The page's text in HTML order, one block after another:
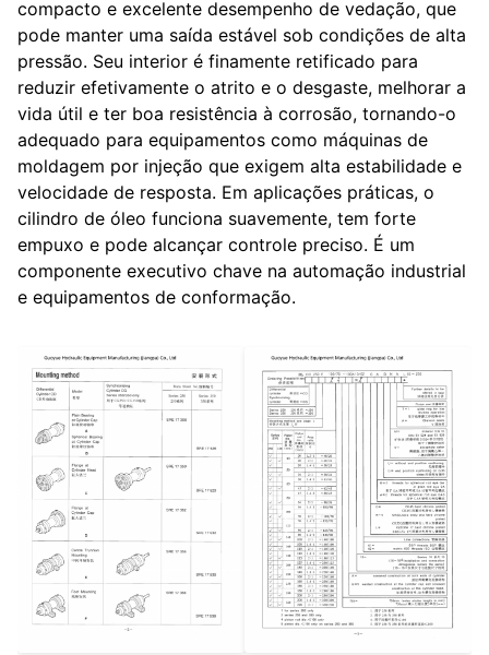
compacto e excelente desempenho de vedação, que
pode manter uma saída estável sob condições de alta
pressão. Seu interior é finamente retificado para
reduzir efetivamente o atrito e o desgaste, melhorar a
vida útil e ter boa resistência à corrosão, tornando-o
adequado para equipamentos como máquinas de
moldagem por injeção que exigem alta estabilidade e
velocidade de resposta. Em aplicações práticas, o
cilindro de óleo funciona suavemente, tem forte
empuxo e pode alcançar controle preciso. É um
componente executivo chave na automação industrial
e equipamentos de conformação.